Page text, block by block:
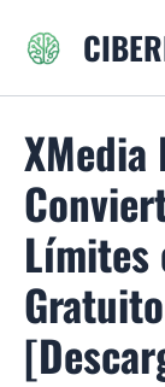
XMedia
Límites